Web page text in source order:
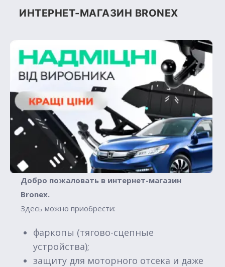
ИНТЕРНЕТ-МАГАЗИН BRONEX
Добро пожаловать в интернет-магазин
Вronex.
Здесь можно приобрести:
фаркопы (тягово-сцепные
устройства);
защиту для моторного отсека и даже